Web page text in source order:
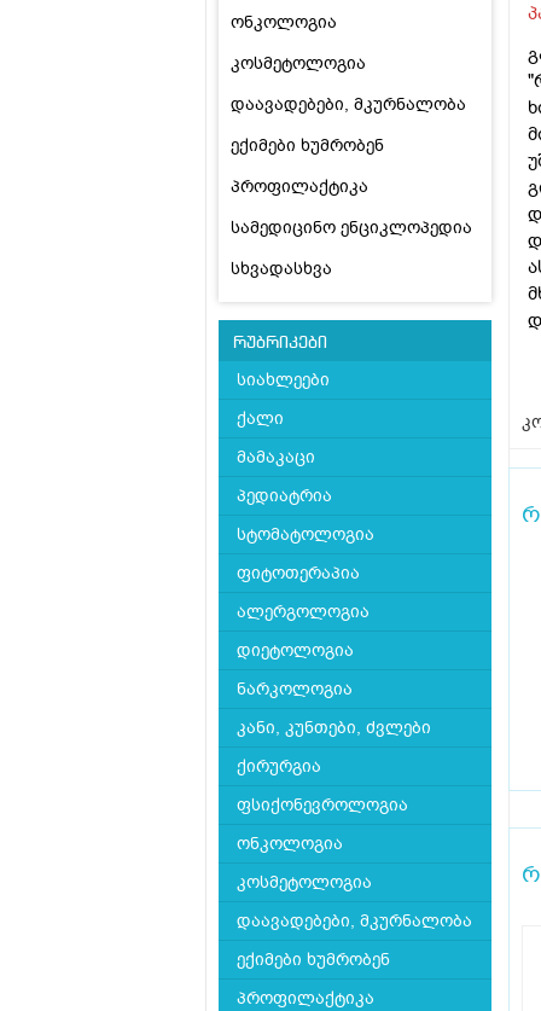
ონკოლოგია
კოსმეტოლოგია
დაავადებები, მკურნალობა
ექიმები ხუმრობენ
პროფილაქტიკა
სამედიცინო ენციკლოპედია
სხვადასხვა
რუბრიკები
სიახლეები
ქალი
მამაკაცი
პედიატრია
სტომატოლოგია
ფიტოთერაპია
ალერგოლოგია
დიეტოლოგია
ნარკოლოგია
კანი, კუნთები, ძვლები
ქირურგია
ფსიქონევროლოგია
ონკოლოგია
კოსმეტოლოგია
დაავადებები, მკურნალობა
ექიმები ხუმრობენ
პროფილაქტიკა